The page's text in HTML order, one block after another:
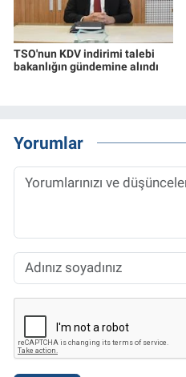
TSO'nun KDV indirimi talebi
bakanlığın gündemine alındı
Yorumlar